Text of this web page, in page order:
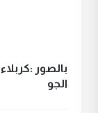
بالصور
الجو